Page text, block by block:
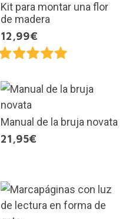
Kit para montar una flor
de madera
12,99€
Manual de la bruja novata
21,95€